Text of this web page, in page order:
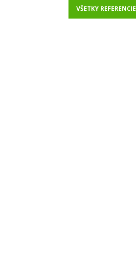
VŠETKY REFERENCIE